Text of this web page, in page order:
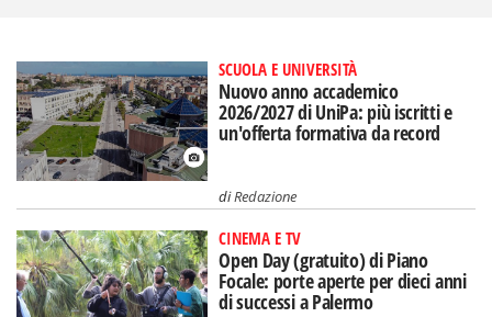
SCUOLA E UNIVERSITÀ
Nuovo anno accademico
2026/2027 di UniPa: più iscritti e
un'offerta formativa da record
diRedazione
CINEMA E TV
Open Day (gratuito) di Piano
Focale: porte aperte per dieci anni
di successi a Palermo